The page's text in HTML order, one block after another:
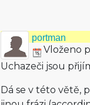
portman
Vloženo
Uchazeči jsou
Dá se v této větě,